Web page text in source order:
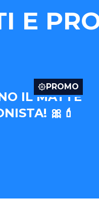
E
PROMO
IL MATTE
🎀💄